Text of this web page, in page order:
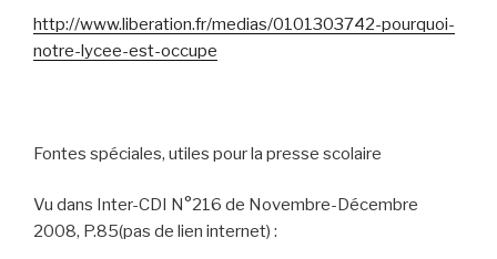
http://www.liberation.fr/medias/0101303742-pourquoi-
notre-lycee-est-occupe
Fontes spéciales, utiles pour la presse scolaire
Vu dans Inter-CDI N°216 de Novembre-Décembre
2008, P.85(pas de lien internet) :